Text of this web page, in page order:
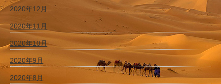
2020年12月
2020年11月
2020年10月
2020年9月
2020年8月